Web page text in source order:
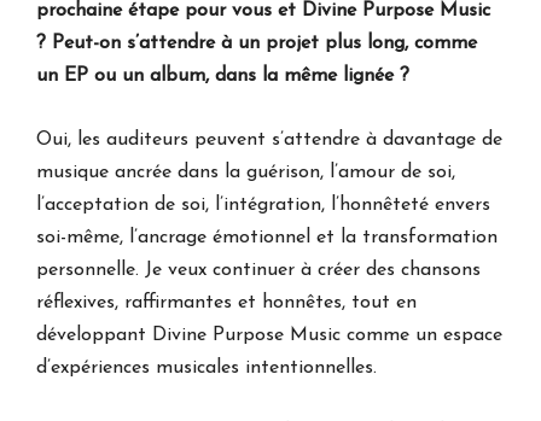
prochaine étape pour vous et Divine Purpose Music
? Peut-on s’attendre à un projet plus long, comme
un EP ou un album, dans la même lignée ?
Oui, les auditeurs peuvent s’attendre à davantage de
musique ancrée dans la guérison, l’amour de soi,
l’acceptation de soi, l’intégration, l’honnêteté envers
soi-même, l’ancrage émotionnel et la transformation
personnelle. Je veux continuer à créer des chansons
réflexives, raffirmantes et honnêtes, tout en
développant Divine Purpose Music comme un espace
d’expériences musicales intentionnelles.